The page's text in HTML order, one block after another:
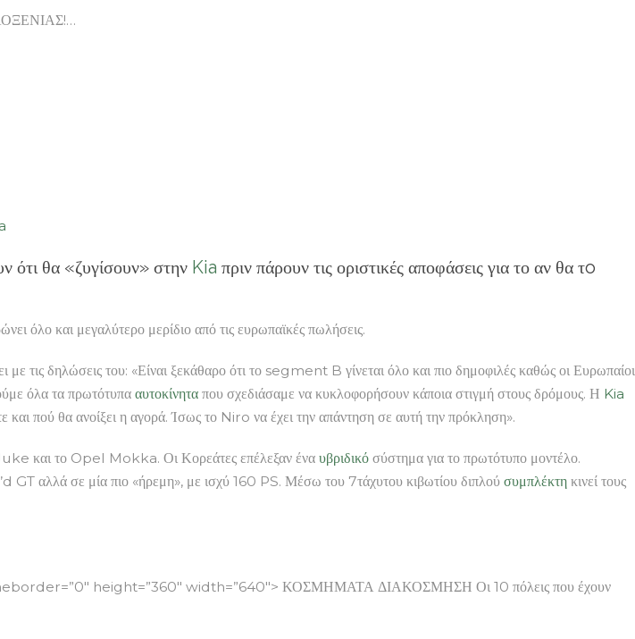
ότι θα «ζυγίσουν» στην Kia πριν πάρουν τις οριστικές αποφάσεις για το αν θα τo
όλο και μεγαλύτερο μερίδιο από τις ευρωπαϊκές πωλήσεις.
με τις δηλώσεις του: «Είναι ξεκάθαρο ότι το segment B γίνεται όλο και πιο δημοφιλές καθώς οι Ευρωπαίοι
όλα τα πρωτότυπα αυτοκίνητα που σχεδιάσαμε να κυκλοφορήσουν κάποια στιγμή στους δρόμους. Η Kia
και πού θα ανοίξει η αγορά. Ίσως το Niro να έχει την απάντηση σε αυτή την πρόκληση».
και το Opel Mokka. Οι Κορεάτες επέλεξαν ένα υβριδικό σύστημα για το πρωτότυπο μοντέλο.
GT αλλά σε μία πιο «ήρεμη», με ισχύ 160 PS. Μέσω του 7τάχυτου κιβωτίου διπλού συμπλέκτη κινεί τους
height=”360″ width=”640″> ΚΟΣΜΗΜΑΤΑ ΔΙΑΚΟΣΜΗΣΗ Οι 10 πόλεις που έχουν